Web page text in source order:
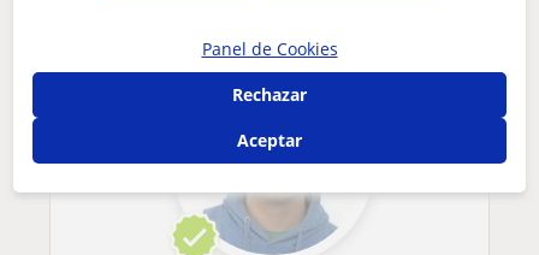
Panel de Cookies
Rechazar
Aceptar